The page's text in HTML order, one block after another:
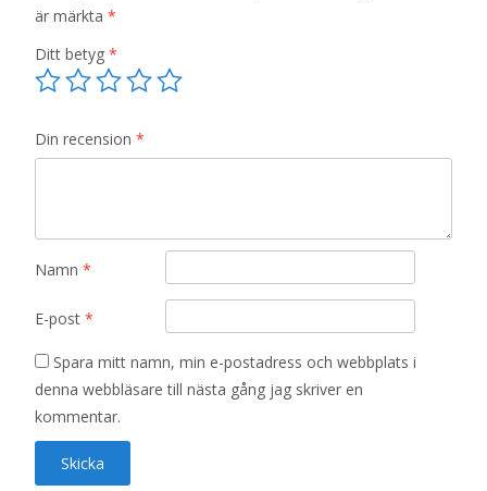
är märkta *
Ditt betyg *
Din recension *
Namn *
E-post *
Spara mitt namn, min e-postadress och webbplats i
denna webbläsare till nästa gång jag skriver en
kommentar.